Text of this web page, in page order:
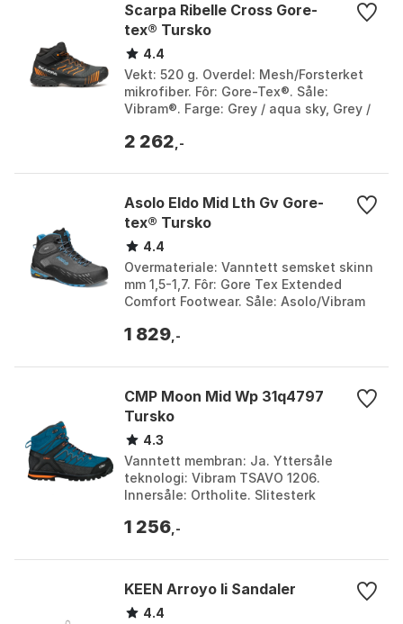
Scarpa Ribelle Cross Gore-
tex® Tursko
4.4
Vekt: 520 g. Overdel: Mesh/Forsterket
mikrofiber. Fôr: Gore-Tex®. Såle:
Vibram®. Farge: Grey / aqua sky, Grey /
44, EU...
2 262 ,-
Asolo Eldo Mid Lth Gv Gore-
tex® Tursko
4.4
Overmateriale: Vanntett semsket skinn
mm 1,5-1,7. Fôr: Gore Tex Extended
Comfort Footwear. Såle: Asolo/Vibram
(størrelse 8...
1 829 ,-
CMP Moon Mid Wp 31q4797
Tursko
4.3
Vanntett membran: Ja. Yttersåle
teknologi: Vibram TSAVO 1206.
Innersåle: Ortholite. Slitesterk
peat, Black, Deep lake / a...
1 256 ,-
KEEN Arroyo Ii Sandaler
4.4